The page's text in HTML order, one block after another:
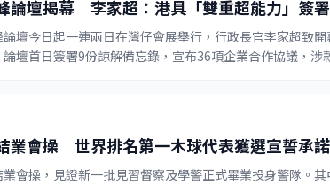
論壇揭幕 李家超：港具「雙重超能力」簽
壇今日起一連兩日在灣仔會展舉行，行政長官李家超致
壇首日簽署9份諒解備忘錄，宣布36項企業合作協議，涉
業會操 世界排名第一木球代表獲選宣誓承
會操，見證新一批見習督察及學警正式畢業投身警隊。